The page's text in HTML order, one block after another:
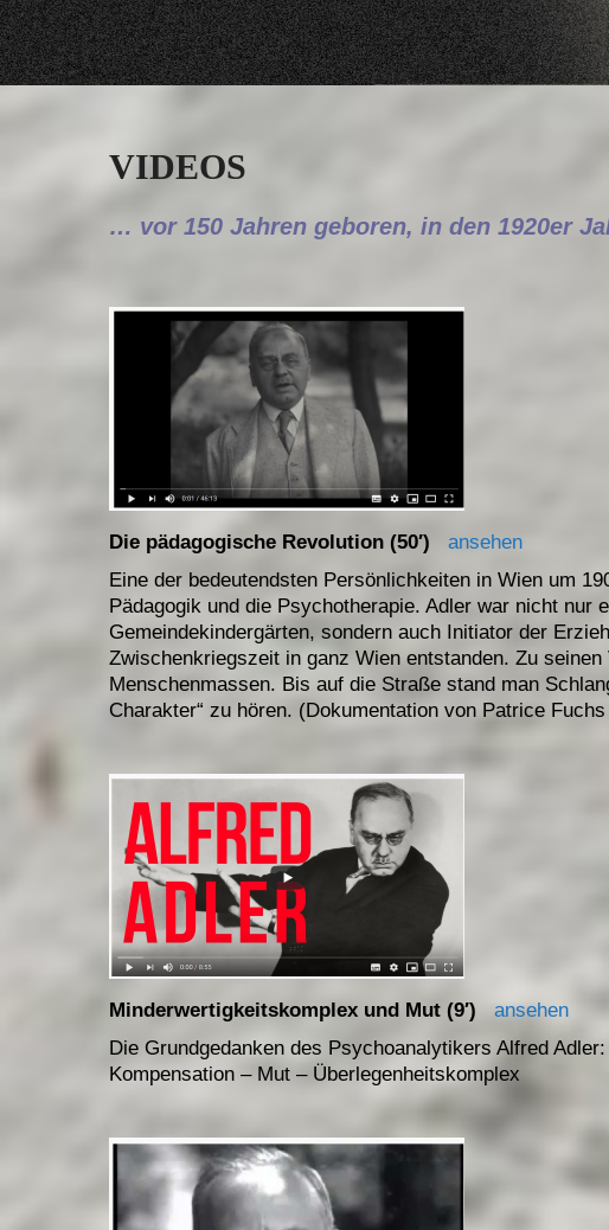
VIDEOS
… vor 150 Jahren geboren, in den 1920er
Die pädagogische Revolution (50′)
ansehen
Eine der bedeutendsten Persönlichkeiten in Wien um
Pädagogik und die Psychotherapie. Adler war nicht nur
Gemeindekindergärten, sondern auch Initiator der
Zwischenkriegszeit in ganz Wien entstanden. Zu
Menschenmassen. Bis auf die Straße stand man
Charakter“ zu hören. (Dokumentation von Patrice Fuchs
Minderwertigkeitskomplex und Mut (9′)
ansehen
Die Grundgedanken des Psychoanalytikers Alfred
Kompensation – Mut – Überlegenheitskomplex